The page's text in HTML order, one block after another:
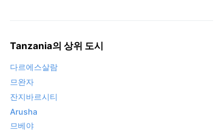
Tanzania의 상위 도시
다르에스살람
므완자
잔지바르시티
Arusha
므베야